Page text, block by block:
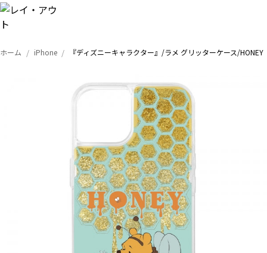
ホーム iPhone 『ディズニーキャラクター』/ラメ グリッターケース/HONEY